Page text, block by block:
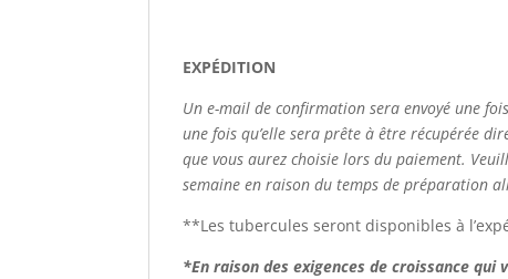
EXPÉDITION
Un e-mail de confirmation sera envoyé une
une fois qu’elle sera prête à être récupérée
que vous aurez choisie lors du paiement.
semaine en raison du temps de préparation
**Les tubercules seront disponibles à
*En raison des exigences de croissance qui